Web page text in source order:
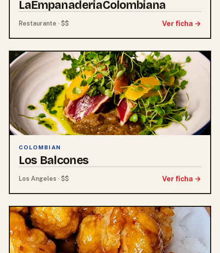
LaEmpanaderiaColombiana
Restaurante · $$ Ver ficha →
COLOMBIAN
Los Balcones
Los Angeles · $$ Ver ficha →